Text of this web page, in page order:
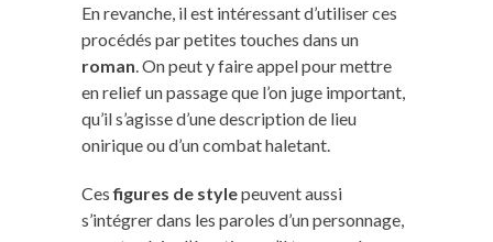
En revanche, il est intéressant d’utiliser ces
procédés par petites touches dans un
roman . On peut y faire appel pour mettre
en relief un passage que l’on juge important,
qu’il s’agisse d’une description de lieu
onirique ou d’un combat haletant.
Cesfigures de stylepeuvent aussi
s’intégrer dans les paroles d’un personnage,